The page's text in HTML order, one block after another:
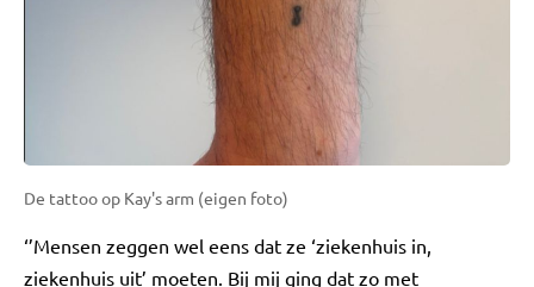
De tattoo op Kay's arm (eigen foto)
‘’Mensen zeggen wel eens dat ze ‘ziekenhuis in,
ziekenhuis uit’ moeten. Bij mij ging dat zo met